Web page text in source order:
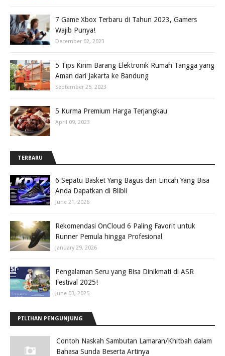
7 Game Xbox Terbaru di Tahun 2023, Gamers
Wajib Punya!
December 02, 2023
5 Tips Kirim Barang Elektronik Rumah Tangga yang
Aman dari Jakarta ke Bandung
September 25, 2023
5 Kurma Premium Harga Terjangkau
April 09, 2023
TERBARU
6 Sepatu Basket Yang Bagus dan Lincah Yang Bisa
Anda Dapatkan di Blibli
June 21, 2026
Rekomendasi OnCloud 6 Paling Favorit untuk
Runner Pemula hingga Profesional
January 29, 2026
Pengalaman Seru yang Bisa Dinikmati di ASR
Festival 2025!
June 03, 2025
PILIHAN PENGUNJUNG
Contoh Naskah Sambutan Lamaran/Khitbah dalam
Bahasa Sunda Beserta Artinya